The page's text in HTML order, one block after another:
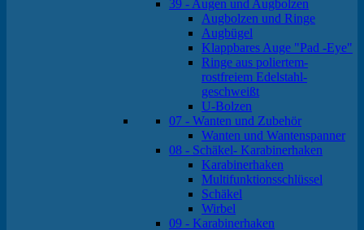
39 - Augen und Augbolzen
Augbolzen und Ringe
Augbügel
Klappbares Auge "Pad -Eye"
Ringe aus poliertem-
rostfreiem Edelstahl-
geschweißt
U-Bolzen
07 - Wanten und Zubehör
Wanten und Wantenspanner
08 - Schäkel- Karabinerhaken
Karabinerhaken
Multifunktionsschlüssel
Schäkel
Wirbel
09 - Karabinerhaken